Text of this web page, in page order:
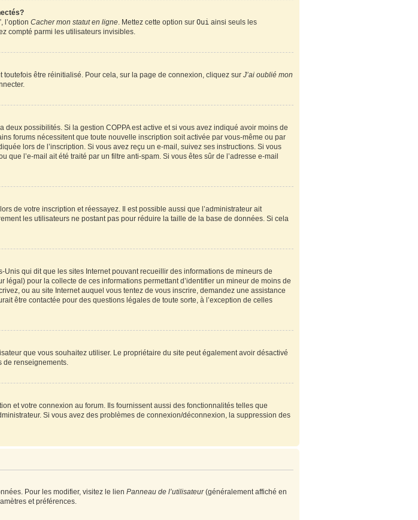
l’option Cacher mon statut en ligne. Mettez cette option sur Ouiainsi seuls les
compté parmi les utilisateurs invisibles.
être réinitialisé. Pour cela, sur la page de connexion, cliquez sur J’ai oublié mon
deux possibilités. Si la gestion COPPA est active et si vous avez indiqué avoir moins de
forums nécessitent que toute nouvelle inscription soit activée par vous-même ou par
lors de l’inscription. Si vous avez reçu un e-mail, suivez ses instructions. Si vous
l’e-mail ait été traité par un filtre anti-spam. Si vous êtes sûr de l’adresse e-mail
de votre inscription et réessayez. Il est possible aussi que l’administrateur ait
les utilisateurs ne postant pas pour réduire la taille de la base de données. Si cela
qui dit que les sites Internet pouvant recueillir des informations de mineurs de
légal) pour la collecte de ces informations permettant d’identifier un mineur de moins de
ou au site Internet auquel vous tentez de vous inscrire, demandez une assistance
être contactée pour des questions légales de toute sorte, à l’exception de celles
que vous souhaitez utiliser. Le propriétaire du site peut également avoir désactivé
de renseignements.
et votre connexion au forum. Ils fournissent aussi des fonctionnalités telles que
Si vous avez des problèmes de connexion/déconnexion, la suppression des
Pour les modifier, visitez le lien Panneau de l’utilisateur(généralement affiché en
et préférences.